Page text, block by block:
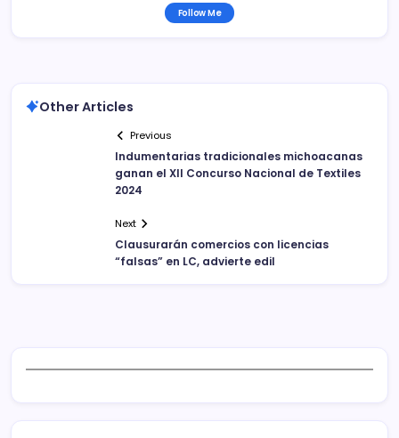
Follow Me
Other Articles
Previous
Indumentarias tradicionales michoacanas
ganan el XII Concurso Nacional de Textiles
2024
Next
Clausurarán comercios con licencias
“falsas” en LC, advierte edil